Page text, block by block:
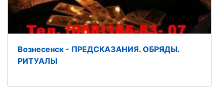
Вознесенск - ПРЕДСКАЗАНИЯ. ОБРЯДЫ.
РИТУАЛЫ